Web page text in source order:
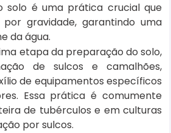
solo é uma prática crucial que
gravidade, garantindo uma
da água.
etapa da preparação do solo,
de sulcos e camalhões,
de equipamentos específicos
Essa prática é comumente
de tubérculos e em culturas
por sulcos.